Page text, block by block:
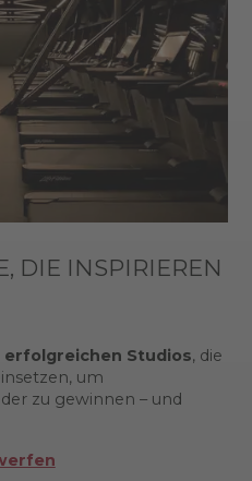
DIE INSPIRIEREN
erfolgreichen Studios, die
um
zu gewinnen – und